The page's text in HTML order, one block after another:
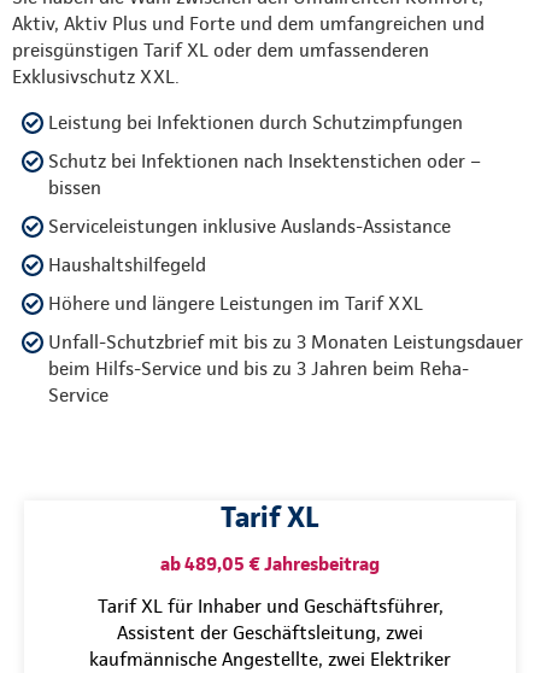
Aktiv, Aktiv Plus und Forte und dem umfangreichen und
preisgünstigen Tarif XL oder dem umfassenderen
Exklusivschutz XXL.
Leistung bei Infektionen durch Schutzimpfungen
Schutz bei Infektionen nach Insektenstichen oder –
bissen
Serviceleistungen inklusive Auslands-Assistance
Haushaltshilfegeld
Höhere und längere Leistungen im Tarif XXL
Unfall-Schutzbrief mit bis zu 3 Monaten Leistungsdauer
beim Hilfs-Service und bis zu 3 Jahren beim Reha-
Service
Tarif XL
ab 489,05 € Jahresbeitrag
Tarif XL für Inhaber und Geschäftsführer,
Assistent der Geschäftsleitung, zwei
kaufmännische Angestellte, zwei Elektriker